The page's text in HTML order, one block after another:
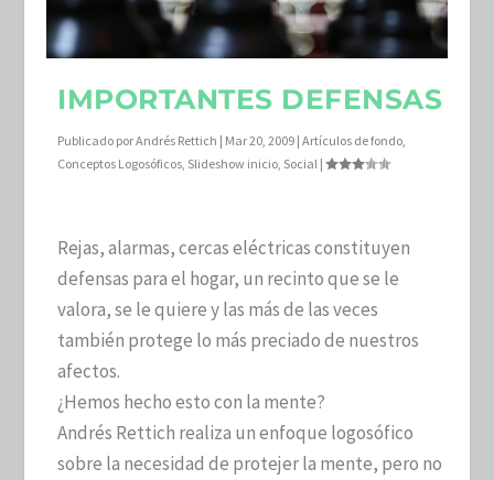
IMPORTANTES DEFENSAS
Publicado porAndrés Rettich | Mar 20, 2009 |Artículos de fondo
Conceptos Logosóficos Slideshow inicio Social |
Rejas, alarmas, cercas eléctricas constituyen
defensas para el hogar, un recinto que se le
valora, se le quiere y las más de las veces
también protege lo más preciado de nuestros
afectos.
¿Hemos hecho esto con la mente?
Andrés Rettich realiza un enfoque logosófico
sobre la necesidad de protejer la mente, pero no